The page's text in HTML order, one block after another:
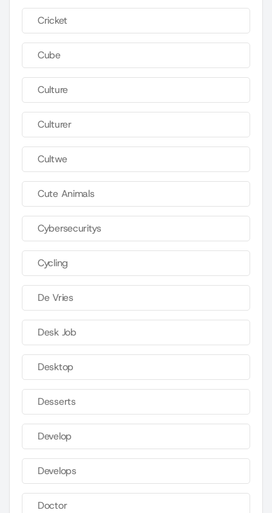
Cricket
Cube
Culture
Culturer
Cultwe
Cute Animals
Cybersecuritys
Cycling
De Vries
Desk Job
Desktop
Desserts
Develop
Develops
Doctor